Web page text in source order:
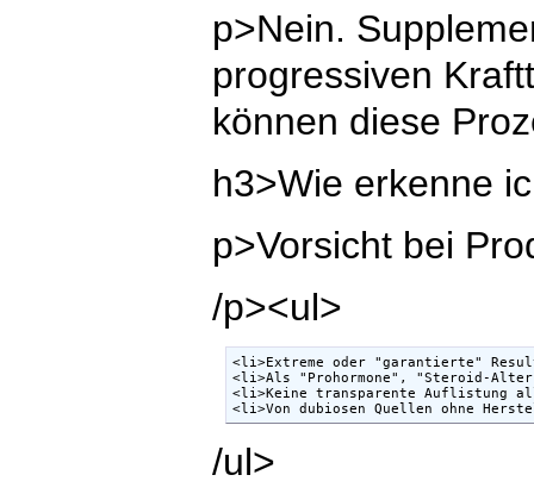
p>Nein.
progressiven
können diese
h3>Wie erkenne
p>Vorsicht bei
/p><ul>
<li>Extreme oder "garantierte"
<li>Als "Prohormone", "Steroid-
<li>Keine transparente Auflistung
<li>Von dubiosen Quellen ohne
/ul>